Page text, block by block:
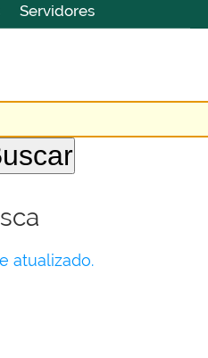
Servidores
atualizado.